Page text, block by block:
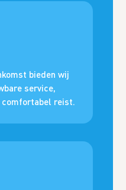
bieden wij
service,
comfortabel reist.